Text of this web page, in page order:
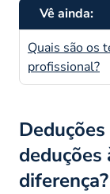
Vê ainda:
Quais são os
profissional?
deduções
diferença?